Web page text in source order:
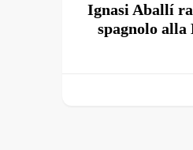
Ignasi Aballí
spagnolo alla